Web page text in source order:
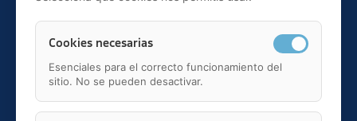
Teléfono: 91 595 75 00
c/ Juan Ignacio Luca de Tena, 12, 28027, Madrid
Cookies necesarias
Esenciales para el correcto funcionamiento del
sitio. No se pueden desactivar.